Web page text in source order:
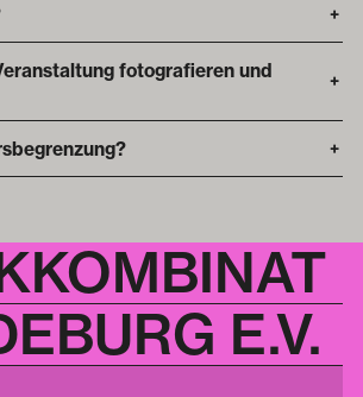
+
fotografieren und
+
+
E.V.